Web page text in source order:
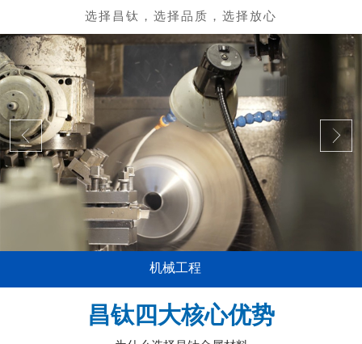
机械工程
昌钛四大核心优势